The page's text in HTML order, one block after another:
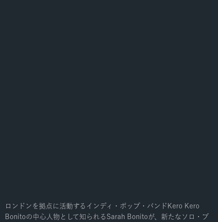
ロンドンを拠点に活動するインディ・ポップ・バンドKero Kero
Bonitoの中心人物として知られるSarah Bonitoが、新たなソロ・プ